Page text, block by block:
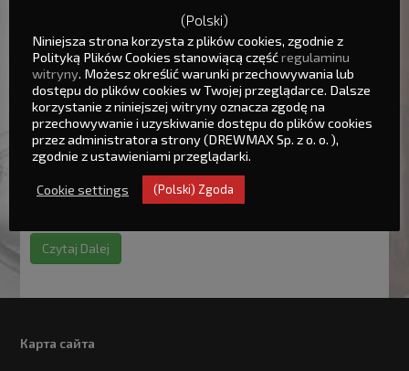
(Polski) Poszukujemy Monterów
WYMAGANIA OD KANDYDATÓW: · Umiejętność posługiwania
się elektronarzędziami · Umiejętność czytania rysunku
technicznego · Dokładność, staranność, zaangażowanie
· Umiejętność pracy ...
Czytaj Dalej
Poszukujemy automatyków
Czytaj Dalej
Карта сайта
(Polski)
Niniejsza strona korzysta z plików cookies, zgodnie z
Polityką Plików Cookies stanowiącą częśćregulaminu
witryny. Możesz określić warunki przechowywania lub
dostępu do plików cookies w Twojej przeglądarce. Dalsze
korzystanie z niniejszej witryny oznacza zgodę na
przechowywanie i uzyskiwanie dostępu do plików cookies
przez administratora strony (DREWMAX Sp. z o. o. ),
zgodnie z ustawieniami przeglądarki.
Cookie settings (Polski) Zgoda